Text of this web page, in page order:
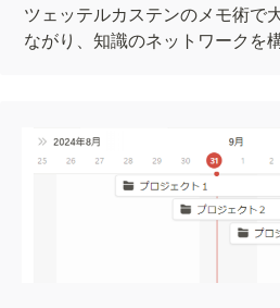
ツェッテルカステンのメモ術で
ながり、知識のネットワークを